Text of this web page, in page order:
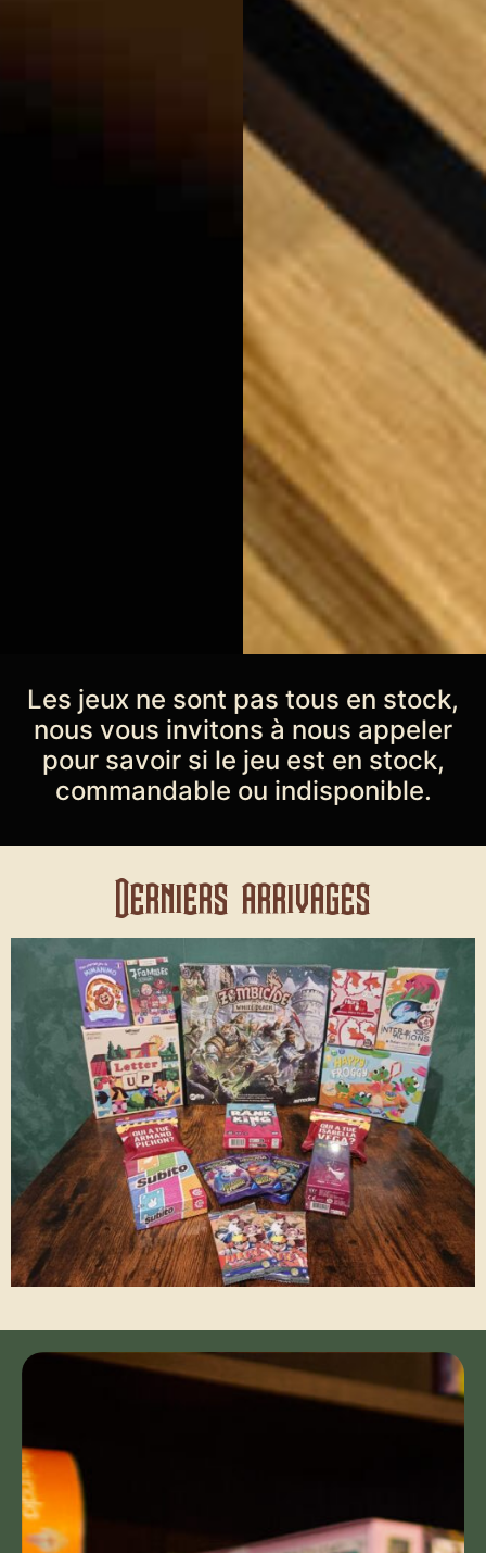
Les jeux ne sont pas tous en stock,
nous vous invitons à nous appeler
pour savoir si le jeu est en stock,
commandable ou indisponible.
Derniers arrivages